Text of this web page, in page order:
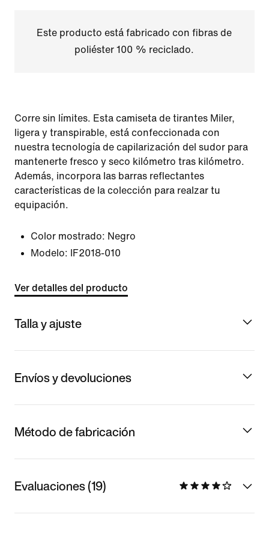
Este producto está fabricado con fibras de
poliéster 100 % reciclado.
Corre sin límites. Esta camiseta de tirantes Miler,
ligera y transpirable, está confeccionada con
nuestra tecnología de capilarización del sudor para
mantenerte fresco y seco kilómetro tras kilómetro.
Además, incorpora las barras reflectantes
características de la colección para realzar tu
equipación.
Color mostrado: Negro
Modelo:
IF2018-010
Ver detalles del producto
Talla y ajuste
Envíos y devoluciones
Método de fabricación
Evaluaciones (19)